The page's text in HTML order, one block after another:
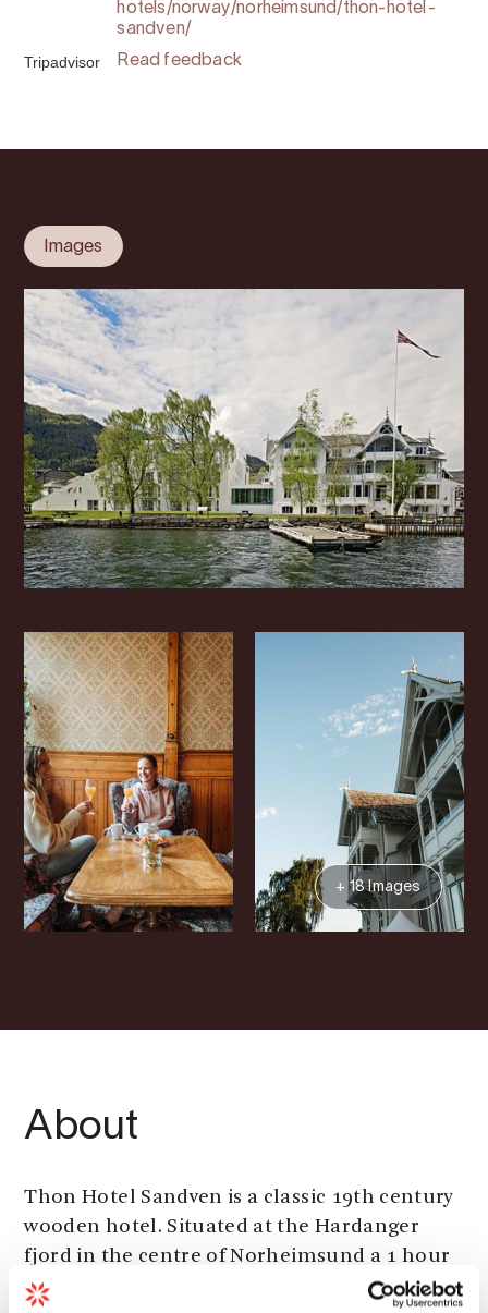
hotels/norway/norheimsund/thon-hotel-
sandven/
Tripadvisor Read feedback
Images
+ 18 Images
About
Thon Hotel Sandven is a classic 19th century
wooden hotel. Situated at the Hardanger
fjord in the centre of Norheimsund a 1 hour
15 min drive from Bergen. The hotel is